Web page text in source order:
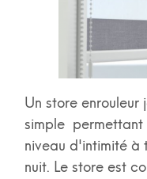
Un store enrouleur
simple permettant
niveau d'intimité à
nuit. Le store est